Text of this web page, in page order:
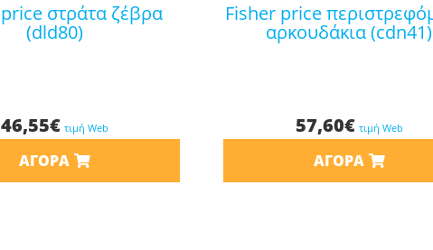
(dld80)
46,55€ τιμή Web
ΑΓΟΡΆ
fisher price περιστρεφόμενο-
αρκουδάκια (cdn41)
57,60€ τιμή Web
ΑΓΟΡΆ